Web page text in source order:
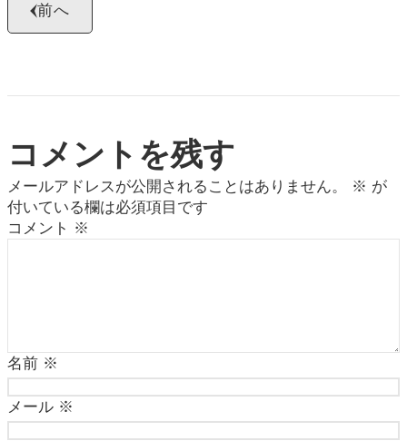
前へ
コメントを残す
メールアドレスが公開されることはありません。 ※ が
付いている欄は必須項目です
コメント ※
名前 ※
メール ※